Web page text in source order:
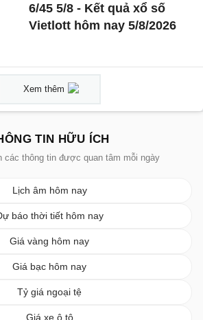
6/45 5/8 - Kết quả xổ số
Vietlott hôm nay 5/8/2026
Xem thêm
TIN HỮU ÍCH
các thông tin được quan tâm mỗi ngày
Lịch âm hôm nay
báo thời tiết hôm nay
Giá vàng hôm nay
Giá bạc hôm nay
Tỷ giá ngoại tệ
Giá xe ô tô